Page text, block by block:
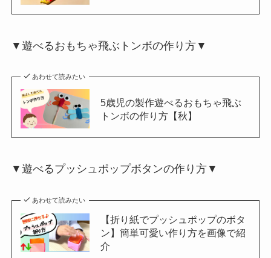
▼遊べるおもちゃ飛ぶトンボの作り方▼
あわせて読みたい
5歳児の製作遊べるおもちゃ飛ぶ
トンボの作り方【秋】
▼遊べるプッシュポップボタンの作り方▼
あわせて読みたい
【折り紙でプッシュポップのボタ
ン】簡単可愛い作り方を画像で紹
介